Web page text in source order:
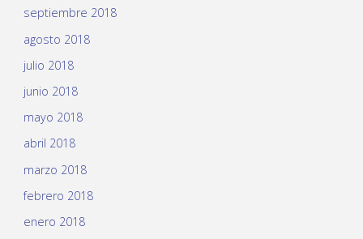
septiembre 2018
agosto 2018
julio 2018
junio 2018
mayo 2018
abril 2018
marzo 2018
febrero 2018
enero 2018